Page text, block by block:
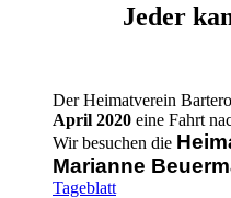
Jeder
Der Heimatverein
April 2020 eine Fahrt
Wir besuchen die
Marianne
Tageblatt